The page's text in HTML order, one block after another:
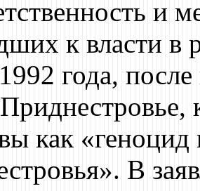
и
к власти в
года,
как
В